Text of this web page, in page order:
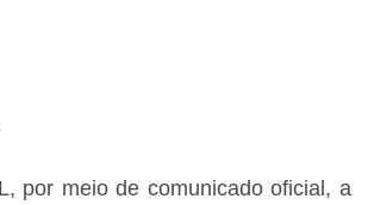
por meio de comunicado oficial, a